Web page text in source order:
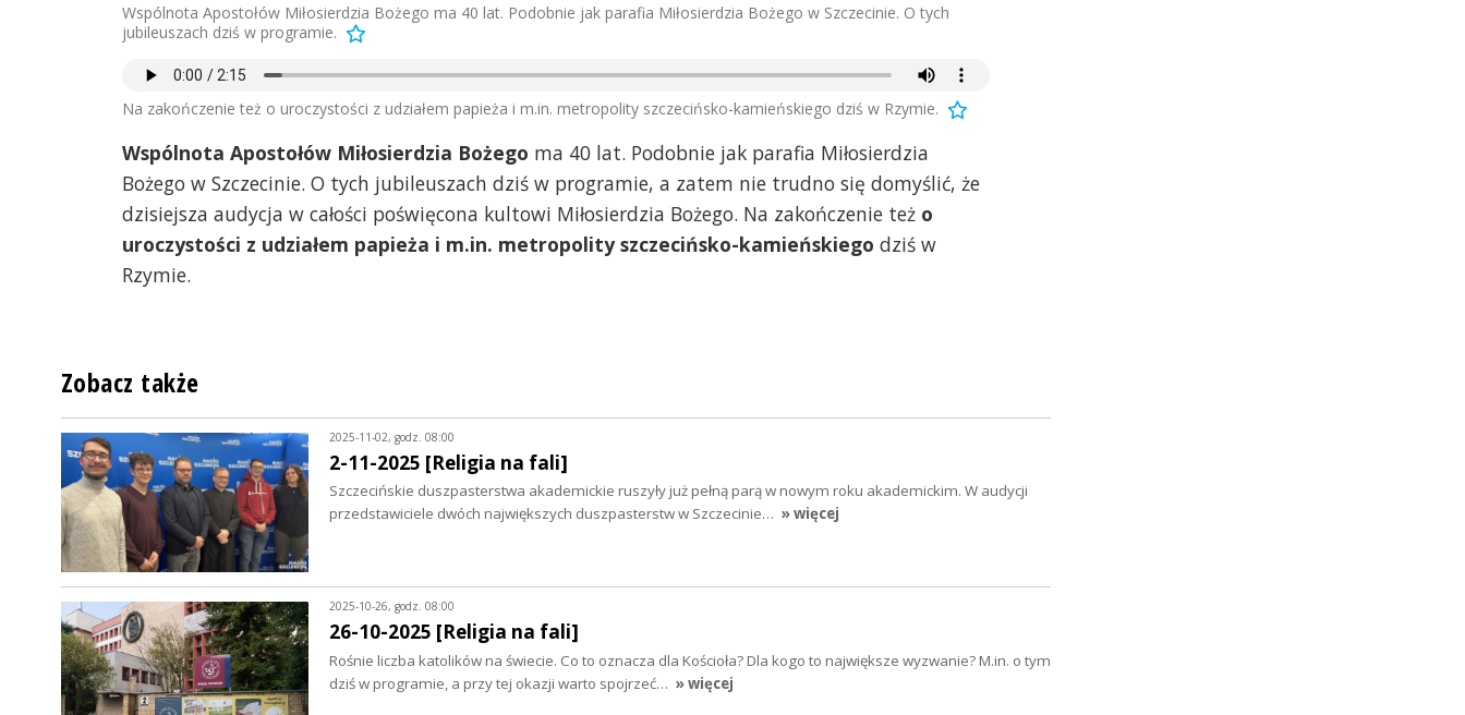
Wspólnota Apostołów Miłosierdzia Bożego ma 40 lat. Podobnie jak parafia Miłosierdzia Bożego w Szczecinie. O tych
jubileuszach dziś w programie.
Na zakończenie też o uroczystości z udziałem papieża i m.in. metropolity szczecińsko-kamieńskiego dziś w Rzymie.
Wspólnota Apostołów Miłosierdzia Bożego ma 40 lat. Podobnie jak parafia Miłosierdzia
Bożego w Szczecinie. O tych jubileuszach dziś w programie, a zatem nie trudno się domyślić, że
dzisiejsza audycja w całości poświęcona kultowi Miłosierdzia Bożego. Na zakończenie też o
uroczystości z udziałem papieża i m.in. metropolity szczecińsko-kamieńskiego dziś w
Rzymie.
Zobacz także
2025-11-02, godz. 08:00
2-11-2025 [Religia na fali]
Szczecińskie duszpasterstwa akademickie ruszyły już pełną parą w nowym roku akademickim. W audycji
przedstawiciele dwóch największych duszpasterstw w Szczecinie… » więcej
2025-10-26, godz. 08:00
26-10-2025 [Religia na fali]
Rośnie liczba katolików na świecie. Co to oznacza dla Kościoła? Dla kogo to największe wyzwanie? M.in. o tym
dziś w programie, a przy tej okazji warto spojrzeć… » więcej